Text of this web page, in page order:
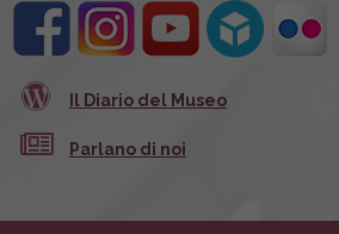
Il Diario del Museo
Parlano di noi